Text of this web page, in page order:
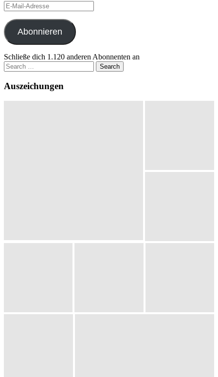
E-
Mail-
Adresse
Abonnieren
Schließe dich 1.120 anderen Abonnenten an
Search
for:
Auszeichungen